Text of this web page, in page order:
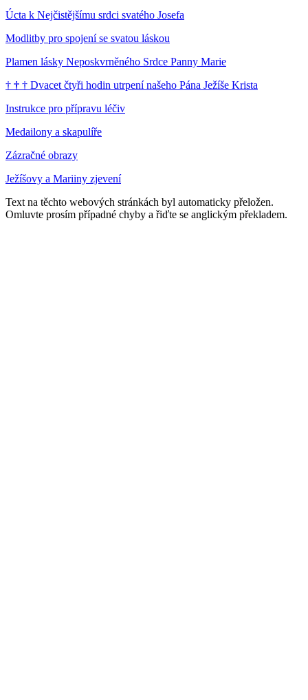
Úcta k Nejčistějšímu srdci svatého Josefa
Modlitby pro spojení se svatou láskou
Plamen lásky Neposkvrněného Srdce Panny Marie
† † † Dvacet čtyři hodin utrpení našeho Pána Ježíše Krista
Instrukce pro přípravu léčiv
Medailony a skapulíře
Zázračné obrazy
Ježíšovy a Mariiny zjevení
Text na těchto webových stránkách byl automaticky přeložen.
Omluvte prosím případné chyby a řiďte se anglickým překladem.